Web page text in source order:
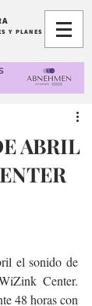
Y PLANES
ABRIL
el sonido de
Center.
48 horas con